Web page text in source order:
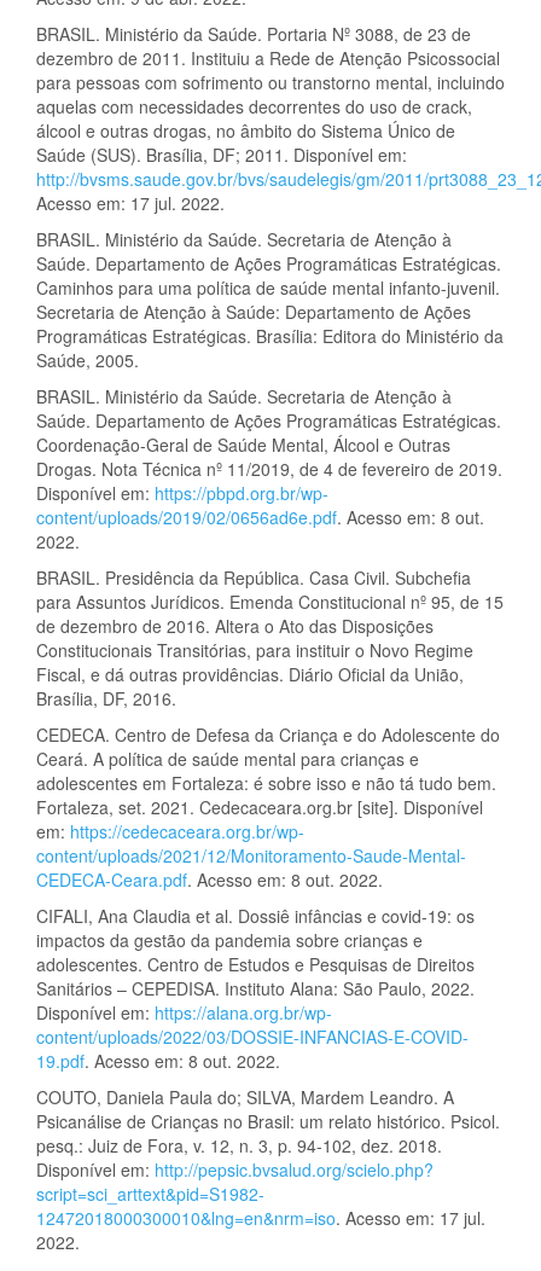
BRASIL. Ministério da Saúde. Portaria Nº 3088, de 23 de
dezembro de 2011. Instituiu a Rede de Atenção Psicossocial
para pessoas com sofrimento ou transtorno mental, incluindo
aquelas com necessidades decorrentes do uso de crack,
álcool e outras drogas, no âmbito do Sistema Único de
Saúde (SUS). Brasília, DF; 2011. Disponível em:
http://bvsms.saude.gov.br/bvs/saudelegis/gm/2011/
Acesso em: 17 jul. 2022.
BRASIL. Ministério da Saúde. Secretaria de Atenção à
Saúde. Departamento de Ações Programáticas Estratégicas.
Caminhos para uma política de saúde mental infanto-juvenil.
Secretaria de Atenção à Saúde: Departamento de Ações
Programáticas Estratégicas. Brasília: Editora do Ministério da
Saúde, 2005.
BRASIL. Ministério da Saúde. Secretaria de Atenção à
Saúde. Departamento de Ações Programáticas Estratégicas.
Coordenação-Geral de Saúde Mental, Álcool e Outras
Drogas. Nota Técnica nº 11/2019, de 4 de fevereiro de 2019.
Disponível em: https://pbpd.org.br/wp-
content/uploads/2019/02/0656ad6e.pdf. Acesso em: 8 out.
2022.
BRASIL. Presidência da República. Casa Civil. Subchefia
para Assuntos Jurídicos. Emenda Constitucional nº 95, de 15
de dezembro de 2016. Altera o Ato das Disposições
Constitucionais Transitórias, para instituir o Novo Regime
Fiscal, e dá outras providências. Diário Oficial da União,
Brasília, DF, 2016.
CEDECA. Centro de Defesa da Criança e do Adolescente do
Ceará. A política de saúde mental para crianças e
adolescentes em Fortaleza: é sobre isso e não tá tudo bem.
Fortaleza, set. 2021. Cedecaceara.org.br [site]. Disponível
em: https://cedecaceara.org.br/wp-
content/uploads/2021/12/Monitoramento-Saude-Mental-
CEDECA-Ceara.pdf. Acesso em: 8 out. 2022.
CIFALI, Ana Claudia et al. Dossiê infâncias e covid-19: os
impactos da gestão da pandemia sobre crianças e
adolescentes. Centro de Estudos e Pesquisas de Direitos
Sanitários – CEPEDISA. Instituto Alana: São Paulo, 2022.
Disponível em: https://alana.org.br/wp-
content/uploads/2022/03/DOSSIE-INFANCIAS-E-COVID-
19.pdf. Acesso em: 8 out. 2022.
COUTO, Daniela Paula do; SILVA, Mardem Leandro. A
Psicanálise de Crianças no Brasil: um relato histórico. Psicol.
pesq.: Juiz de Fora, v. 12, n. 3, p. 94-102, dez. 2018.
Disponível em: http://pepsic.bvsalud.org/scielo.php?
script=sci_arttext&pid=S1982-
12472018000300010&lng=en&nrm=iso. Acesso em: 17 jul.
2022.